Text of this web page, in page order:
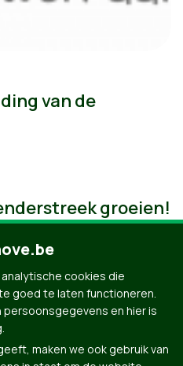
van de
groeien!
cookies die
goed te laten functioneren.
en hier is
maken we ook gebruik van